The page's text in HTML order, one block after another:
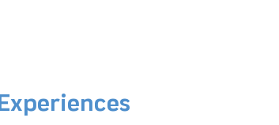
must-haves